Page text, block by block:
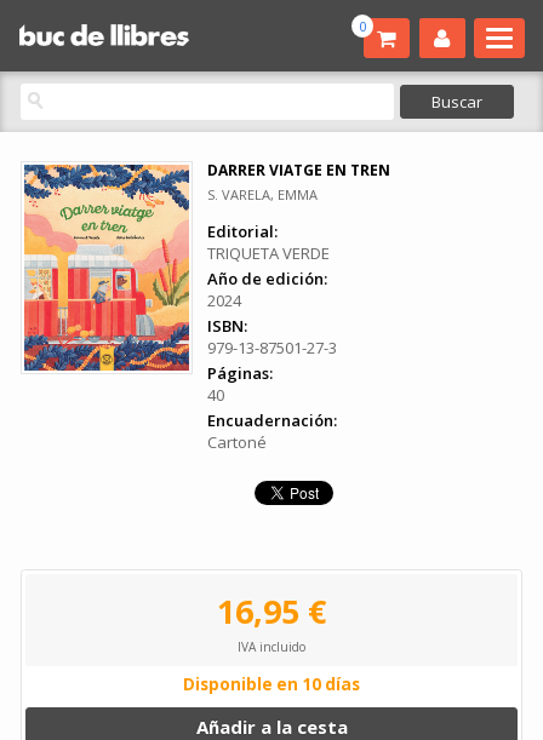
0
DARRER VIATGE EN TREN
S. VARELA, EMMA
Editorial:
TRIQUETA VERDE
Año de edición:
2024
ISBN:
979-13-87501-27-3
Páginas:
40
Encuadernación:
Cartoné
16,95 €
IVA incluido
Disponible en 10 días
Añadir a la cesta